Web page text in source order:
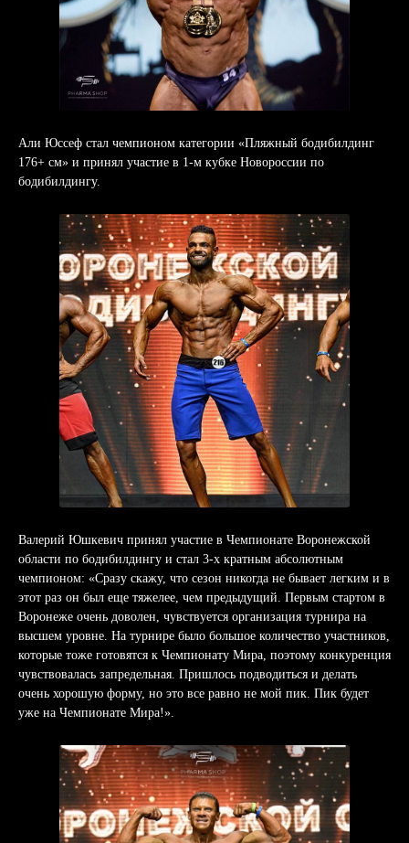
Али Юссеф стал чемпионом категории «Пляжный бодибилдинг
176+ см» и принял участие в 1-м кубке Новороссии по
бодибилдингу.
Валерий Юшкевич принял участие в Чемпионате Воронежской
области по бодибилдингу и стал 3-х кратным абсолютным
чемпионом: «Сразу скажу, что сезон никогда не бывает легким и в
этот раз он был еще тяжелее, чем предыдущий. Первым стартом в
Воронеже очень доволен, чувствуется организация турнира на
высшем уровне. На турнире было большое количество участников,
которые тоже готовятся к Чемпионату Мира, поэтому конкуренция
чувствовалась запредельная. Пришлось подводиться и делать
очень хорошую форму, но это все равно не мой пик. Пик будет
уже на Чемпионате Мира!».